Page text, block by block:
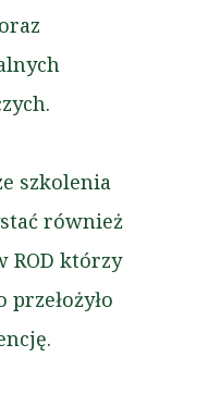
szkolenia
również
ROD którzy